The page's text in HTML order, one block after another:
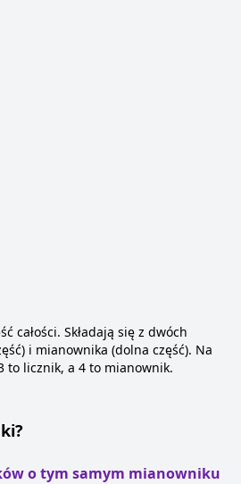
całości. Składają się z dwóch
i mianownika (dolna część). Na
to licznik, a 4 to mianownik.
o tym samym mianowniku